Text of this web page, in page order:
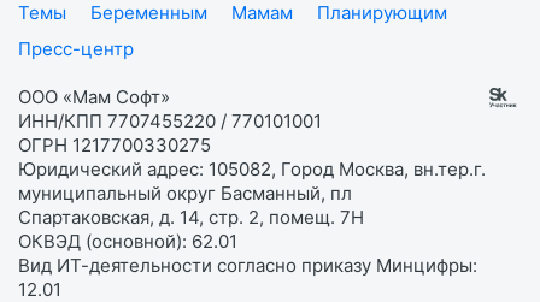
Темы
Беременным Мамам
Планирующим
Пресс-центр
ООО «Мам Софт»
ИНН/КПП 7707455220 / 770101001
ОГРН 1217700330275
Юридический адрес: 105082, Город Москва, вн.тер.г.
муниципальный округ Басманный, пл
Спартаковская, д. 14, стр. 2, помещ. 7Н
ОКВЭД (основной): 62.01
Вид ИТ-деятельности согласно приказу Минцифры:
12.01